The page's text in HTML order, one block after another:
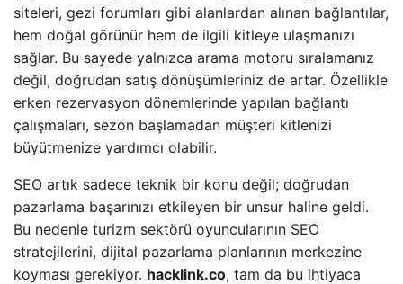
siteleri, gezi forumları gibi alanlardan alınan bağlantılar,
hem doğal görünür hem de ilgili kitleye ulaşmanızı
sağlar. Bu sayede yalnızca arama motoru sıralamanız
değil, doğrudan satış dönüşümleriniz de artar. Özellikle
erken rezervasyon dönemlerinde yapılan bağlantı
çalışmaları, sezon başlamadan müşteri kitlenizi
büyütmenize yardımcı olabilir.
SEO artık sadece teknik bir konu değil; doğrudan
pazarlama başarınızı etkileyen bir unsur haline geldi.
Bu nedenle turizm sektörü oyuncularının SEO
stratejilerini, dijital pazarlama planlarının merkezine
koyması gerekiyor. hacklink.co, tam da bu ihtiyaca